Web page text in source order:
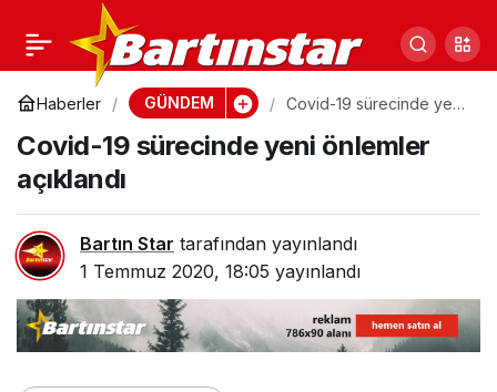
Haberler GÜNDEM
Covid-19 sürecinde yeni
Covid-19 sürecinde yeni önlemler
açıklandı
Bartın Star tarafından yayınlandı
1 Temmuz 2020, 18:05 yayınlandı
Covid-19 süresinde
Bartın, Türkiye’de ilk 5 il
arasında
0 Paylaş